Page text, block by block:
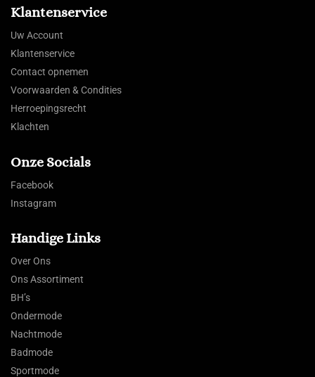
Klantenservice
Uw Account
Klantenservice
Contact opnemen
Voorwaarden & Condities
Herroepingsrecht
Klachten
Onze Socials
Facebook
Instagram
Handige Links
Over Ons
Ons Assortiment
BH’s
Ondermode
Nachtmode
Badmode
Sportmode